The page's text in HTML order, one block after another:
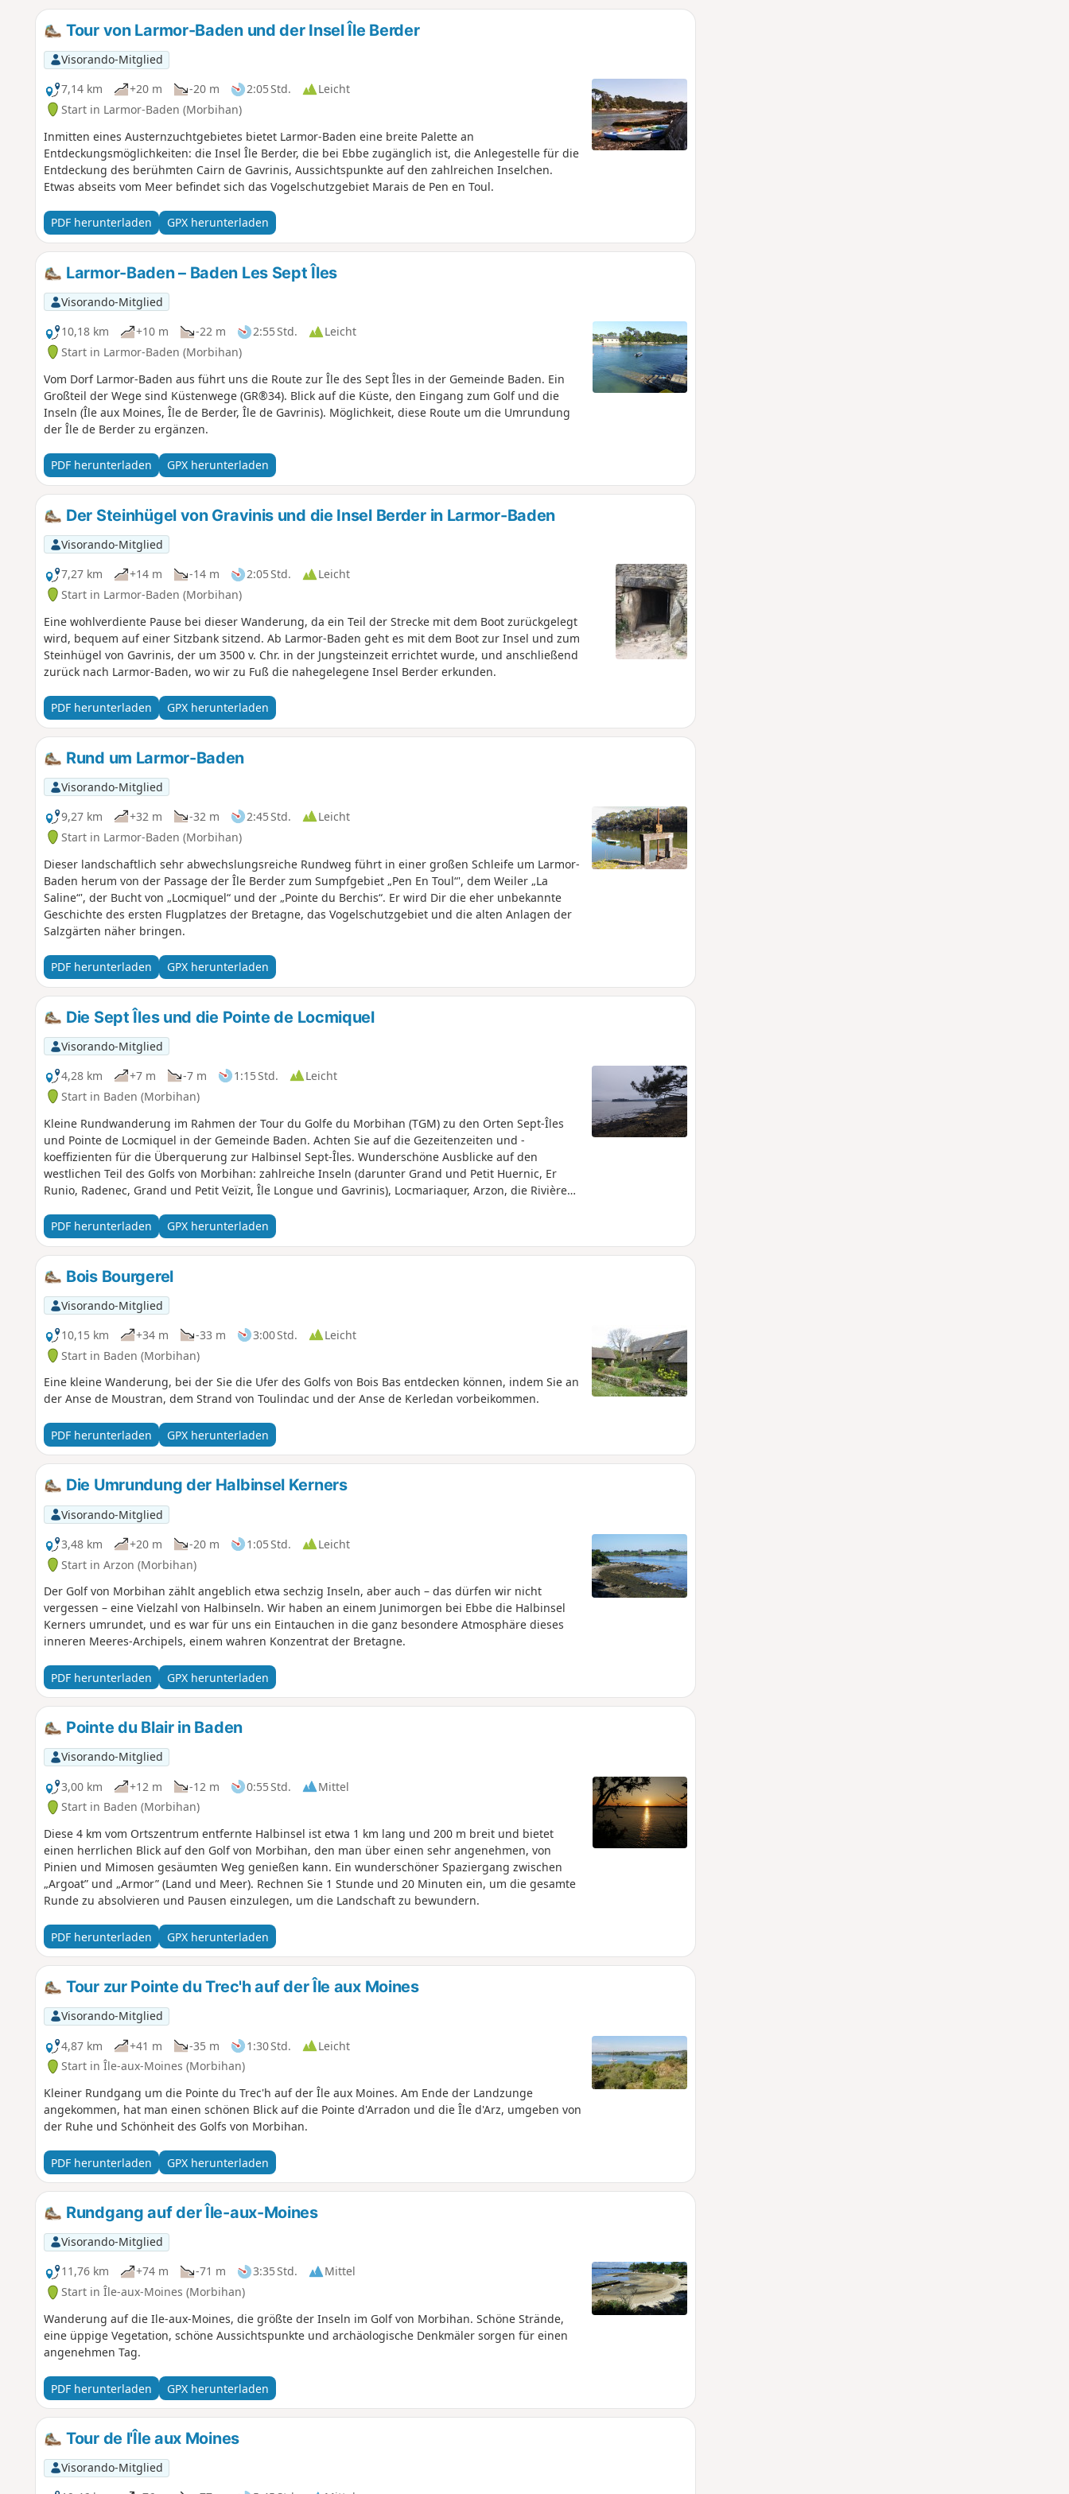
Tour von Larmor-Baden und der Insel Île Berder
Visorando-Mitglied
7,14 km
+20 m -20 m 2:05 Std.
Leicht
Start in Larmor-Baden (Morbihan)
Inmitten eines Austernzuchtgebietes bietet Larmor-Baden eine breite Palette an
Entdeckungsmöglichkeiten: die Insel Île Berder, die bei Ebbe zugänglich ist, die Anlegestelle für die
Entdeckung des berühmten Cairn de Gavrinis, Aussichtspunkte auf den zahlreichen Inselchen.
Etwas abseits vom Meer befindet sich das Vogelschutzgebiet Marais de Pen en Toul.
PDF herunterladen GPX herunterladen
Larmor-Baden – Baden Les Sept Îles
Visorando-Mitglied
10,18 km
+10 m -22 m 2:55 Std.
Leicht
Start in Larmor-Baden (Morbihan)
Vom Dorf Larmor-Baden aus führt uns die Route zur Île des Sept Îles in der Gemeinde Baden. Ein
Großteil der Wege sind Küstenwege (GR®34). Blick auf die Küste, den Eingang zum Golf und die
Inseln (Île aux Moines, Île de Berder, Île de Gavrinis). Möglichkeit, diese Route um die Umrundung
der Île de Berder zu ergänzen.
PDF herunterladen GPX herunterladen
Der Steinhügel von Gravinis und die Insel Berder in Larmor-Baden
Visorando-Mitglied
7,27 km
+14 m -14 m 2:05 Std.
Leicht
Start in Larmor-Baden (Morbihan)
Eine wohlverdiente Pause bei dieser Wanderung, da ein Teil der Strecke mit dem Boot zurückgelegt
wird, bequem auf einer Sitzbank sitzend. Ab Larmor-Baden geht es mit dem Boot zur Insel und zum
Steinhügel von Gavrinis, der um 3500 v. Chr. in der Jungsteinzeit errichtet wurde, und anschließend
zurück nach Larmor-Baden, wo wir zu Fuß die nahegelegene Insel Berder erkunden.
PDF herunterladen GPX herunterladen
Rund um Larmor-Baden
Visorando-Mitglied
9,27 km
+32 m -32 m 2:45 Std.
Leicht
Start in Larmor-Baden (Morbihan)
Dieser landschaftlich sehr abwechslungsreiche Rundweg führt in einer großen Schleife um Larmor-
Baden herum von der Passage der Île Berder zum Sumpfgebiet „Pen En Toul“', dem Weiler „La
Saline“', der Bucht von „Locmiquel“ und der „Pointe du Berchis“. Er wird Dir die eher unbekannte
Geschichte des ersten Flugplatzes der Bretagne, das Vogelschutzgebiet und die alten Anlagen der
Salzgärten näher bringen.
PDF herunterladen GPX herunterladen
Die Sept Îles und die Pointe de Locmiquel
Visorando-Mitglied
4,28 km
+7 m -7 m 1:15 Std.
Leicht
Start in Baden (Morbihan)
Kleine Rundwanderung im Rahmen der Tour du Golfe du Morbihan (TGM) zu den Orten Sept-Îles
und Pointe de Locmiquel in der Gemeinde Baden. Achten Sie auf die Gezeitenzeiten und -
koeffizienten für die Überquerung zur Halbinsel Sept-Îles. Wunderschöne Ausblicke auf den
westlichen Teil des Golfs von Morbihan: zahlreiche Inseln (darunter Grand und Petit Huernic, Er
Runio, Radenec, Grand und Petit Veïzit, Île Longue und Gavrinis), Locmariaquer, Arzon, die Rivière
Jahreszeit kann man baden, insbesondere am Strand „Plage des Sept Îles“. Im Winter gibt es
zahlreiche Vögel zu beobachten.
PDF herunterladen GPX herunterladen
Bois Bourgerel
Visorando-Mitglied
10,15 km
+34 m -33 m 3:00 Std.
Leicht
Start in Baden (Morbihan)
Eine kleine Wanderung, bei der Sie die Ufer des Golfs von Bois Bas entdecken können, indem Sie an
der Anse de Moustran, dem Strand von Toulindac und der Anse de Kerledan vorbeikommen.
PDF herunterladen GPX herunterladen
Die Umrundung der Halbinsel Kerners
Visorando-Mitglied
3,48 km
+20 m -20 m 1:05 Std.
Leicht
Start in Arzon (Morbihan)
Der Golf von Morbihan zählt angeblich etwa sechzig Inseln, aber auch – das dürfen wir nicht
vergessen – eine Vielzahl von Halbinseln. Wir haben an einem Junimorgen bei Ebbe die Halbinsel
Kerners umrundet, und es war für uns ein Eintauchen in die ganz besondere Atmosphäre dieses
inneren Meeres-Archipels, einem wahren Konzentrat der Bretagne.
PDF herunterladen GPX herunterladen
Pointe du Blair in Baden
Visorando-Mitglied
3,00 km
+12 m -12 m 0:55 Std.
Mittel
Start in Baden (Morbihan)
Diese 4 km vom Ortszentrum entfernte Halbinsel ist etwa 1 km lang und 200 m breit und bietet
einen herrlichen Blick auf den Golf von Morbihan, den man über einen sehr angenehmen, von
Pinien und Mimosen gesäumten Weg genießen kann. Ein wunderschöner Spaziergang zwischen
„Argoat” und „Armor” (Land und Meer). Rechnen Sie 1 Stunde und 20 Minuten ein, um die gesamte
Runde zu absolvieren und Pausen einzulegen, um die Landschaft zu bewundern.
PDF herunterladen GPX herunterladen
Tour zur Pointe du Trec'h auf der Île aux Moines
Visorando-Mitglied
4,87 km
+41 m -35 m 1:30 Std.
Leicht
Start in Île-aux-Moines (Morbihan)
Kleiner Rundgang um die Pointe du Trec'h auf der Île aux Moines. Am Ende der Landzunge
angekommen, hat man einen schönen Blick auf die Pointe d'Arradon und die Île d'Arz, umgeben von
der Ruhe und Schönheit des Golfs von Morbihan.
PDF herunterladen GPX herunterladen
Rundgang auf der Île-aux-Moines
Visorando-Mitglied
11,76 km
+74 m -71 m 3:35 Std.
Mittel
Start in Île-aux-Moines (Morbihan)
Wanderung auf die Ile-aux-Moines, die größte der Inseln im Golf von Morbihan. Schöne Strände,
eine üppige Vegetation, schöne Aussichtspunkte und archäologische Denkmäler sorgen für einen
angenehmen Tag.
PDF herunterladen GPX herunterladen
Tour de l'Île aux Moines
Visorando-Mitglied